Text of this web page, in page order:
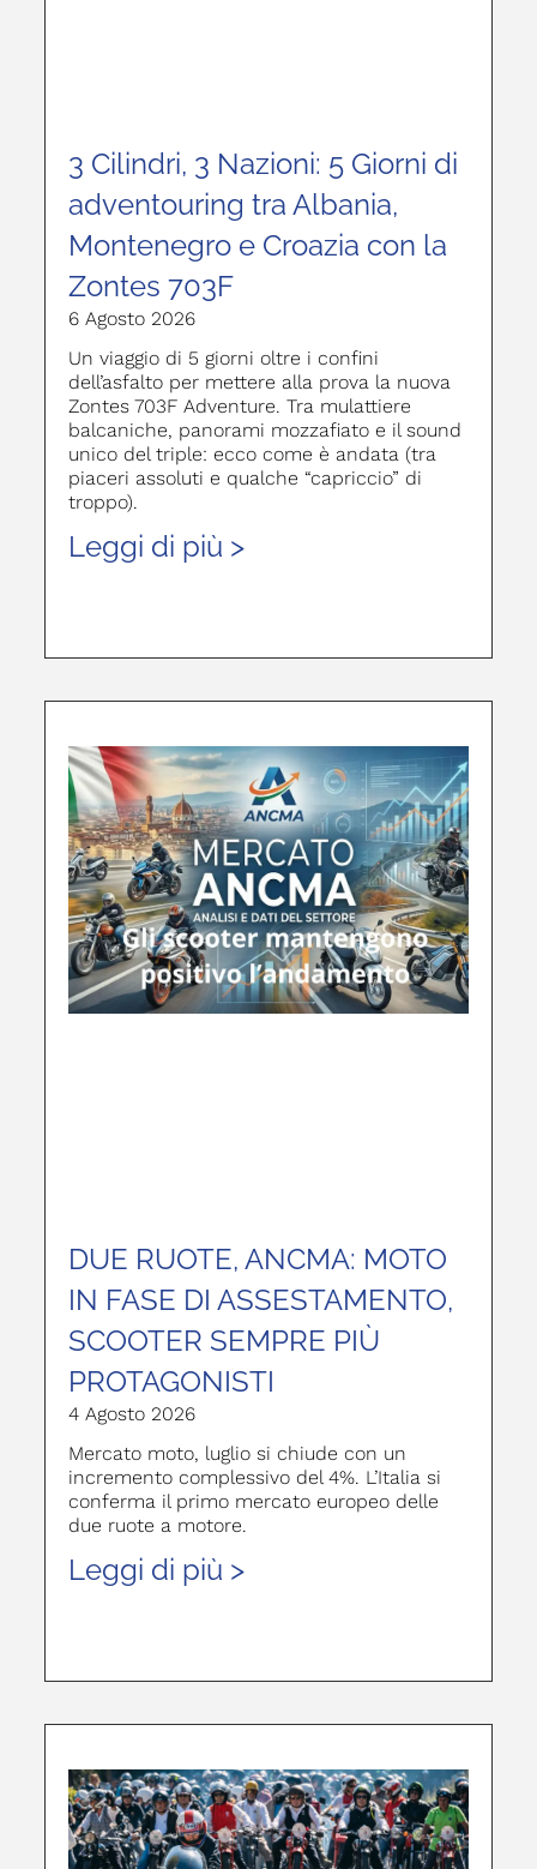
3 Cilindri, 3 Nazioni: 5 Giorni di
adventouring tra Albania,
Montenegro e Croazia con la
Zontes 703F
6 Agosto 2026
Un viaggio di 5 giorni oltre i confini
dell’asfalto per mettere alla prova la nuova
Zontes 703F Adventure. Tra mulattiere
balcaniche, panorami mozzafiato e il sound
unico del triple: ecco come è andata (tra
piaceri assoluti e qualche “capriccio” di
troppo).
Leggi di più >
DUE RUOTE, ANCMA: MOTO
IN FASE DI ASSESTAMENTO,
SCOOTER SEMPRE PIÙ
PROTAGONISTI
4 Agosto 2026
Mercato moto, luglio si chiude con un
incremento complessivo del 4%. L’Italia si
conferma il primo mercato europeo delle
due ruote a motore.
Leggi di più >